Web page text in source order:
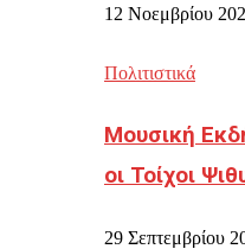
12 Νοεμβρίου
Πολιτιστικά
Μουσική
οι Τοίχοι
29 Σεπτεμβρίου